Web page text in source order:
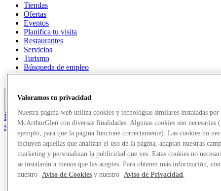
Tiendas
Ofertas
Eventos
Planifica tu visita
Restaurantes
Servicios
Turismo
Búsqueda de empleo
Tarjeta regalo
El Club
Salvado
es
Tiendas
Ofertas
Eventos
Planifica tu visita
Valoramos tu privacidad
Nuestra página web utiliza cookies y tecnologías similares instaladas por
McArthurGlen con diversas finalidades. Algunas cookies son necesarias
ejemplo, para que la página funcione correctamente). Las cookies no
incluyen aquellas que analizan el uso de la página, adaptan nuestras
marketing y personalizan la publicidad que ves. Estas cookies no
se instalarán a menos que las aceptes. Para obtener más información,
nuestro
Aviso de Cookies y nuestro Aviso de Privacidad.